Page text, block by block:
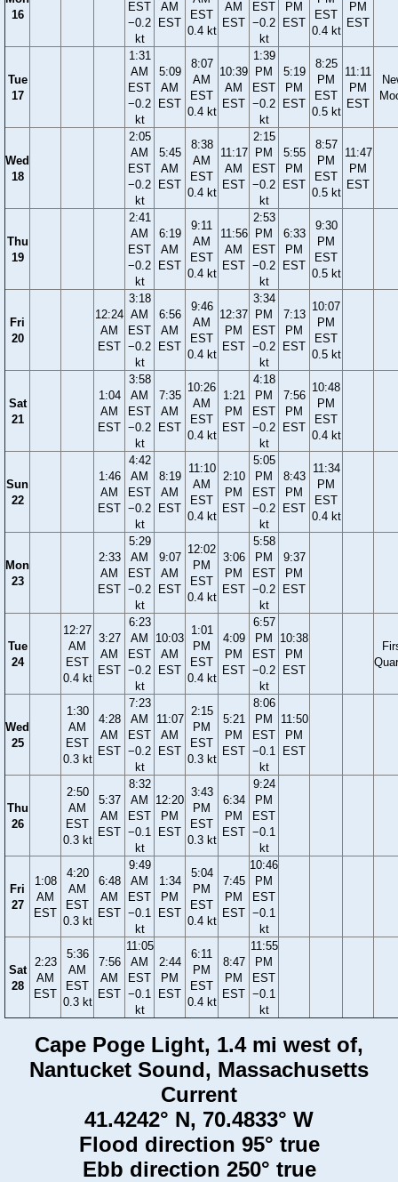
16
EST
−0.2
kt
AM
EST
EST
0.4 kt
AM
EST
EST
−0.2
kt
PM
EST
EST
0.4 kt
PM
EST
Tue
17
1:31
AM
EST
−0.2
kt
5:09
AM
EST
8:07
AM
EST
0.4 kt
10:39
AM
EST
1:39
PM
EST
−0.2
kt
5:19
PM
EST
8:25
PM
EST
0.5 kt
11:11
PM
EST
Wed
18
2:05
AM
EST
−0.2
kt
5:45
AM
EST
8:38
AM
EST
0.4 kt
11:17
AM
EST
2:15
PM
EST
−0.2
kt
5:55
PM
EST
8:57
PM
EST
0.5 kt
11:47
PM
EST
Thu
19
2:41
AM
EST
−0.2
kt
6:19
AM
EST
9:11
AM
EST
0.4 kt
11:56
AM
EST
2:53
PM
EST
−0.2
kt
6:33
PM
EST
9:30
PM
EST
0.5 kt
Fri
20
12:24
AM
EST
3:18
AM
EST
−0.2
kt
6:56
AM
EST
9:46
AM
EST
0.4 kt
12:37
PM
EST
3:34
PM
EST
−0.2
kt
7:13
PM
EST
10:07
PM
EST
0.5 kt
Sat
21
1:04
AM
EST
3:58
AM
EST
−0.2
kt
7:35
AM
EST
10:26
AM
EST
0.4 kt
1:21
PM
EST
4:18
PM
EST
−0.2
kt
7:56
PM
EST
10:48
PM
EST
0.4 kt
Sun
22
1:46
AM
EST
4:42
AM
EST
−0.2
kt
8:19
AM
EST
11:10
AM
EST
0.4 kt
2:10
PM
EST
5:05
PM
EST
−0.2
kt
8:43
PM
EST
11:34
PM
EST
0.4 kt
Mon
23
2:33
AM
EST
5:29
AM
EST
−0.2
kt
9:07
AM
EST
12:02
PM
EST
0.4 kt
3:06
PM
EST
5:58
PM
EST
−0.2
kt
9:37
PM
EST
Tue
24
12:27
AM
EST
0.4 kt
3:27
AM
EST
6:23
AM
EST
−0.2
kt
10:03
AM
EST
1:01
PM
EST
0.4 kt
4:09
PM
EST
6:57
PM
EST
−0.2
kt
10:38
PM
EST
Wed
25
1:30
AM
EST
0.3 kt
4:28
AM
EST
7:23
AM
EST
−0.2
kt
11:07
AM
EST
2:15
PM
EST
0.3 kt
5:21
PM
EST
8:06
PM
EST
−0.1
kt
11:50
PM
EST
Thu
26
2:50
AM
EST
0.3 kt
5:37
AM
EST
8:32
AM
EST
−0.1
kt
12:20
PM
EST
3:43
PM
EST
0.3 kt
6:34
PM
EST
9:24
PM
EST
−0.1
kt
Fri
27
1:08
AM
EST
4:20
AM
EST
0.3 kt
6:48
AM
EST
9:49
AM
EST
−0.1
kt
1:34
PM
EST
5:04
PM
EST
0.4 kt
7:45
PM
EST
10:46
PM
EST
−0.1
kt
Sat
28
2:23
AM
EST
5:36
AM
EST
0.3 kt
7:56
AM
EST
11:05
AM
EST
−0.1
kt
2:44
PM
EST
6:11
PM
EST
0.4 kt
8:47
PM
EST
11:55
PM
EST
−0.1
kt
Cape Poge Light, 1.4 mi west of,
Nantucket Sound, Massachusetts
Current
41.4242° N, 70.4833° W
Flood direction 95° true
Ebb direction 250° true